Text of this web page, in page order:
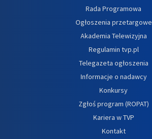
Rada Programowa
Ogłoszenia przetargowe
Akademia Telewizyjna
Regulamin tvp.pl
Telegazeta ogłoszenia
Informacje o nadawcy
Konkursy
Zgłoś program (ROPAT)
Kariera w TVP
Kontakt